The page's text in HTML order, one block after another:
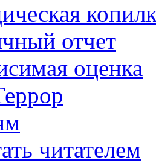
отчет
оценка
читателем